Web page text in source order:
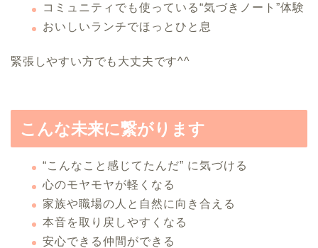
コミュニティでも使っている“気づきノート”体験
おいしいランチでほっとひと息
緊張しやすい方でも大丈夫です^^
こんな未来に繋がります
“こんなこと感じてたんだ” に気づける
心のモヤモヤが軽くなる
家族や職場の人と自然に向き合える
本音を取り戻しやすくなる
安心できる仲間ができる